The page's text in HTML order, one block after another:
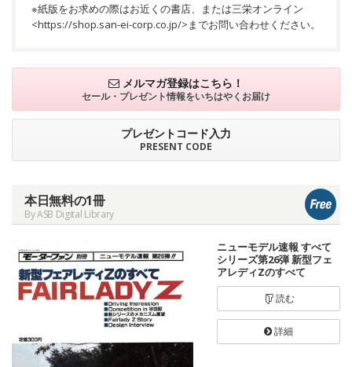
※紙版をお求めの際はお近くの書店、または三栄オンライン
<https://shop.san-ei-corp.co.jp/>までお問い合わせください。
メルマガ登録はこちら！
セール・プレゼント情報をいちはやくお届け
プレゼントコード入力
PRESENT CODE
本日無料の1冊
By ASB Digital Library
ニューモデル速報 すべて
シリーズ第26弾 新型フェ
アレディZのすべて
読む
詳細